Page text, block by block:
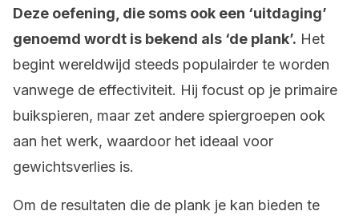
Deze oefening, die soms ook een ‘uitdaging’
genoemd wordt is bekend als ‘de plank’. Het
begint wereldwijd steeds populairder te worden
vanwege de effectiviteit. Hij focust op je primaire
buikspieren, maar zet andere spiergroepen ook
aan het werk, waardoor het ideaal voor
gewichtsverlies is.
Om de resultaten die de plank je kan bieden te